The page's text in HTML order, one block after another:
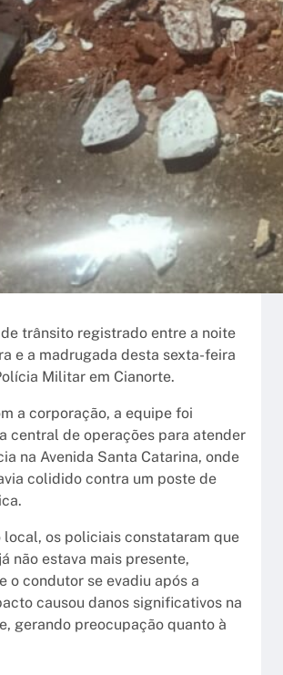
trânsito registrado entre a noite
e a madrugada desta sexta-feira
Militar em Cianorte.
a corporação, a equipe foi
central de operações para atender
na Avenida Santa Catarina, onde
colidido contra um poste de
local, os policiais constataram que
não estava mais presente,
o condutor se evadiu após a
causou danos significativos na
gerando preocupação quanto à